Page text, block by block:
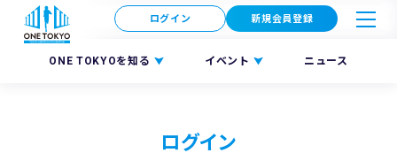
ONE TOKYOを知る イベント ニュース
ログイン 新規会員登録
ログイン